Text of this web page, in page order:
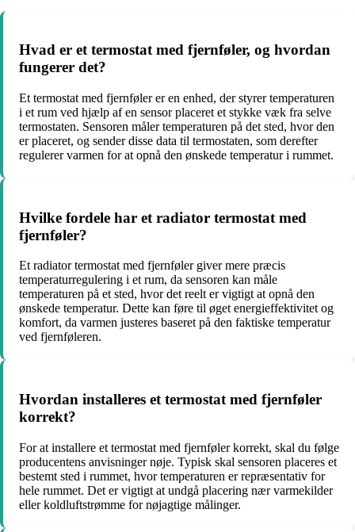
Hvad er et termostat med fjernføler, og hvordan
fungerer det?
Et termostat med fjernføler er en enhed, der styrer temperaturen
i et rum ved hjælp af en sensor placeret et stykke væk fra selve
termostaten. Sensoren måler temperaturen på det sted, hvor den
er placeret, og sender disse data til termostaten, som derefter
regulerer varmen for at opnå den ønskede temperatur i rummet.
Hvilke fordele har et radiator termostat med
fjernføler?
Et radiator termostat med fjernføler giver mere præcis
temperaturregulering i et rum, da sensoren kan måle
temperaturen på et sted, hvor det reelt er vigtigt at opnå den
ønskede temperatur. Dette kan føre til øget energieffektivitet og
komfort, da varmen justeres baseret på den faktiske temperatur
ved fjernføleren.
Hvordan installeres et termostat med fjernføler
korrekt?
For at installere et termostat med fjernføler korrekt, skal du følge
producentens anvisninger nøje. Typisk skal sensoren placeres et
bestemt sted i rummet, hvor temperaturen er repræsentativ for
hele rummet. Det er vigtigt at undgå placering nær varmekilder
eller koldluftstrømme for nøjagtige målinger.